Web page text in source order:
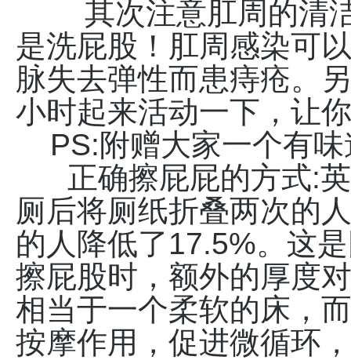
其次注意肛周的清洁
是洗屁股！肛周感染可
脉失去弹性而患痔疮。
小时起来活动一下，让
PS:附赠大家一个有味
正确擦屁屁的方式:英
厕后将厕纸折叠两次的
的人降低了17.5%。这
擦屁股时，额外的厚度
相当于一个柔软的床，
按摩作用，促进微循环